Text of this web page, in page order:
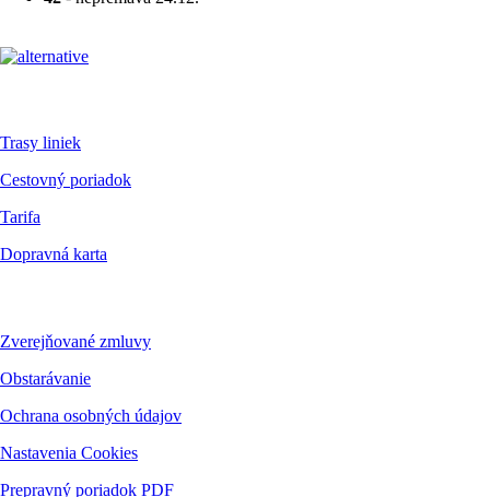
Trasy liniek
Cestovný poriadok
Tarifa
Dopravná karta
Zverejňované zmluvy
Obstarávanie
Ochrana osobných údajov
Nastavenia Cookies
Prepravný poriadok PDF